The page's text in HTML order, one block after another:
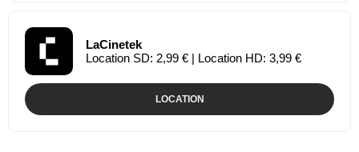
LaCinetek
Location SD: 2,99 € | Location HD: 3,99 €
LOCATION